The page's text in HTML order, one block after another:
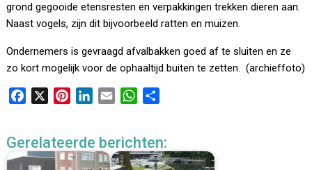
grond gegooide etensresten en verpakkingen trekken dieren aan.
Naast vogels, zijn dit bijvoorbeeld ratten en muizen.
Ondernemers is gevraagd afvalbakken goed af te sluiten en ze
zo kort mogelijk voor de ophaaltijd buiten te zetten. (archieffoto)
e
b
t
e
k
e
i
l
W
t
s
e
n
Gerelateerde berichten: